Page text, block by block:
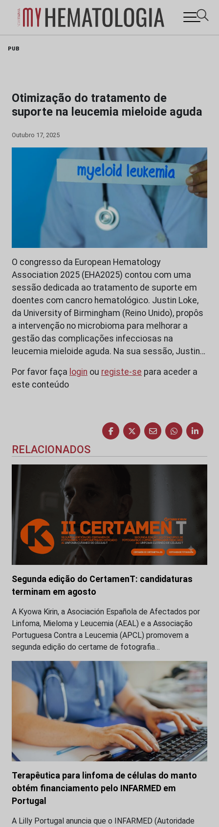
PUB
Otimização do tratamento de
suporte na leucemia mieloide aguda
Outubro 17, 2025
O congresso da European Hematology
Association 2025 (EHA2025) contou com uma
sessão dedicada ao tratamento de suporte em
doentes com cancro hematológico. Justin Loke,
da University of Birmingham (Reino Unido), propôs
a intervenção no microbioma para melhorar a
gestão das complicações infecciosas na
leucemia mieloide aguda. Na sua sessão, Justin…
Por favor faça login ou registe-se para aceder a
este conteúdo
RELACIONADOS
Segunda edição do CertamenT: candidaturas
terminam em agosto
A Kyowa Kirin, a Asociación Española de Afectados por
Linfoma, Mieloma y Leucemia (AEAL) e a Associação
Portuguesa Contra a Leucemia (APCL) promovem a
segunda edição do certame de fotografia…
Terapêutica para linfoma de células do manto
obtém financiamento pelo INFARMED em
Portugal
A Lilly Portugal anuncia que o INFARMED (Autoridade